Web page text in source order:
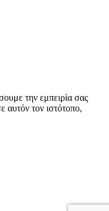
την εμπειρία σας
αυτόν τον ιστότοπο,